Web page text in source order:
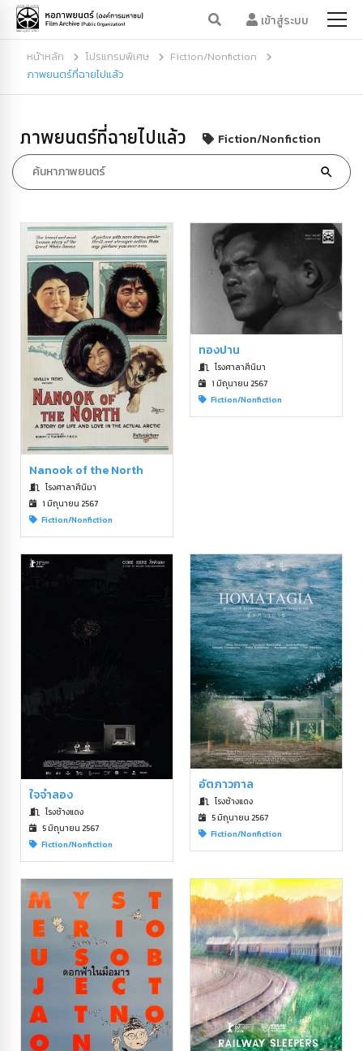
เข้าสู่ระบบ
หน้าหลัก โปรแกรมพิเศษ
Fiction/Nonfiction
ภาพยนตร์ที่ฉายไปแล้ว
ภาพยนตร์ที่ฉายไปแล้ว Fiction/Nonfiction
Nanook of the North
โรงศาลาศีนิมา
1 มิถุนายน 2567
Fiction/Nonfiction
ทองปาน
โรงศาลาศีนิมา
1 มิถุนายน 2567
Fiction/Nonfiction
ใจจำลอง
โรงช้างแดง
5 มิถุนายน 2567
Fiction/Nonfiction
อัตภาวกาล
โรงช้างแดง
5 มิถุนายน 2567
Fiction/Nonfiction